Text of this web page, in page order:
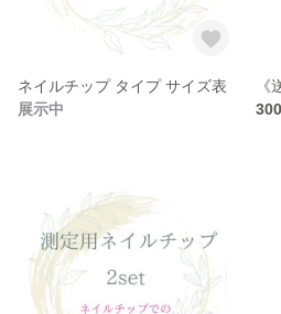
ネイルチップ タイプ サイズ表
展示中